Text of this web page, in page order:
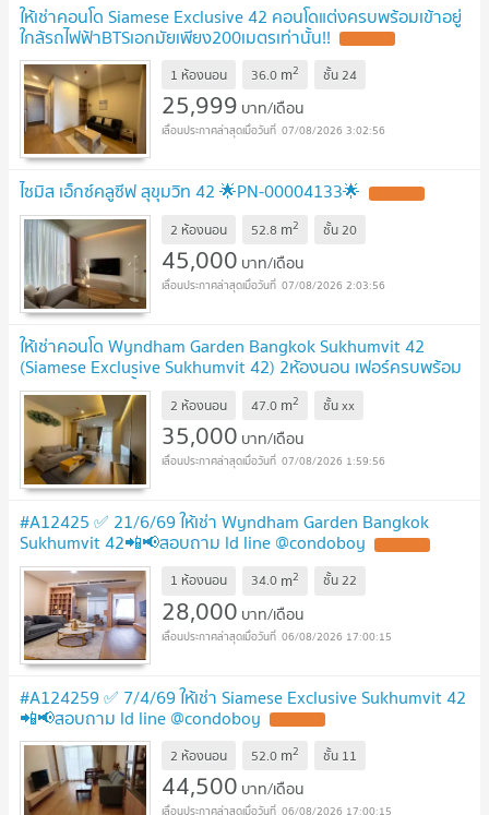
ให้เช่าคอนโด Siamese Exclusive 42 คอนโดแต่งครบพร้อมเข้าอยู่
ใกล้รถไฟฟ้าBTSเอกมัยเพียง200เมตรเท่านั้น!!
1 ห้องนอน 36.0 m2 ชั้น24
25,999 บาท/เดือน
07/08/2026 3:02:56
ไซมิส เอ็กซ์คลูซีฟ สุขุมวิท 42 🌟PN-00004133🌟
2 ห้องนอน 52.8 m2 ชั้น20
45,000 บาท/เดือน
07/08/2026 2:03:56
ให้เช่าคอนโด Wyndham Garden Bangkok Sukhumvit 42
(Siamese Exclusive Sukhumvit 42) 2ห้องนอน เฟอร์ครบพร้อม
อยู่**มีอ่างอาบน้ำ Line ID: @ppagent
2 ห้องนอน 47.0 m2 ชั้นxx
35,000 บาท/เดือน
07/08/2026 1:59:56
#A12425 ✅ 21/6/69 ให้เช่า Wyndham Garden Bangkok
Sukhumvit 42📲📢สอบถาม ld line @condoboy
1 ห้องนอน 34.0 m2 ชั้น22
28,000 บาท/เดือน
06/08/2026 17:00:15
#A124259 ✅ 7/4/69 ให้เช่า Siamese Exclusive Sukhumvit 42
📲📢สอบถาม ld line @condoboy
2 ห้องนอน 52.0 m2 ชั้น 11
44,500 บาท/เดือน